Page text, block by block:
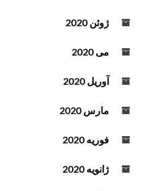
ژوئن 2020
می 2020
آوریل 2020
مارس 2020
فوریه 2020
ژانویه 2020